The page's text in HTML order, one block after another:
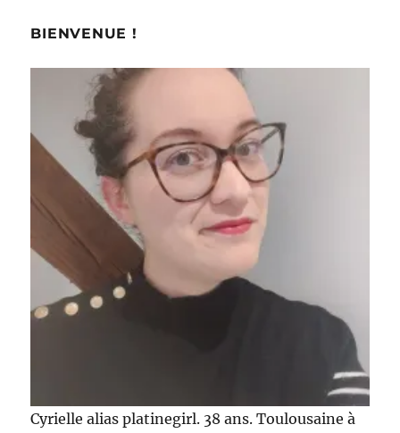
BIENVENUE !
Cyrielle alias platinegirl. 38 ans. Toulousaine à